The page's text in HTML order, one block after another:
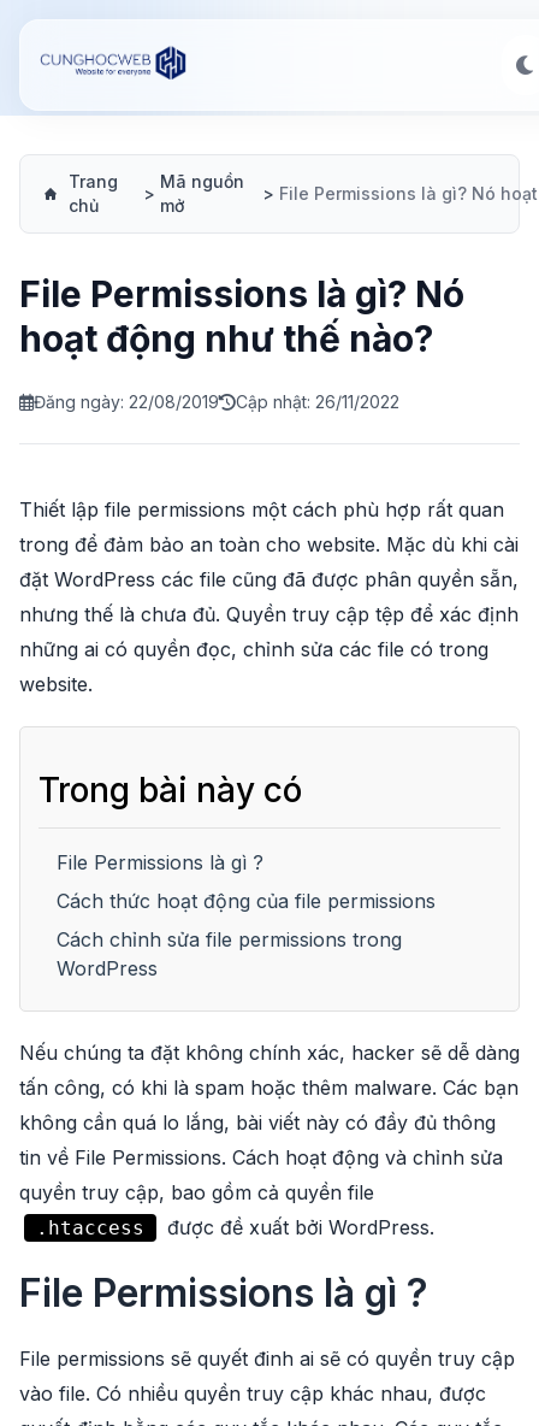
Trang
chủ
>
Mã nguồn
mở
>
File Permissions là gì? Nó
hoạt động như thế nào?
Đăng ngày: 22/08/2019 Cập nhật: 26/11/2022
Thiết lập file permissions một cách phù hợp rất quan
trong để đảm bảo an toàn cho website. Mặc dù khi cài
đặt WordPress các file cũng đã được phân quyền sẵn,
nhưng thế là chưa đủ. Quyền truy cập tệp để xác định
những ai có quyền đọc, chỉnh sửa các file có trong
website.
Trong bài này có
File Permissions là gì ?
Cách thức hoạt động của file permissions
Cách chỉnh sửa file permissions trong
WordPress
Nếu chúng ta đặt không chính xác, hacker sẽ dễ dàng
tấn công, có khi là spam hoặc thêm malware. Các bạn
không cần quá lo lắng, bài viết này có đầy đủ thông
tin về File Permissions. Cách hoạt động và chỉnh sửa
quyền truy cập, bao gồm cả quyền file
.htaccess được đề xuất bởi WordPress.
File Permissions là gì ?
File permissions sẽ quyết đinh ai sẽ có quyền truy cập
vào file. Có nhiều quyền truy cập khác nhau, được